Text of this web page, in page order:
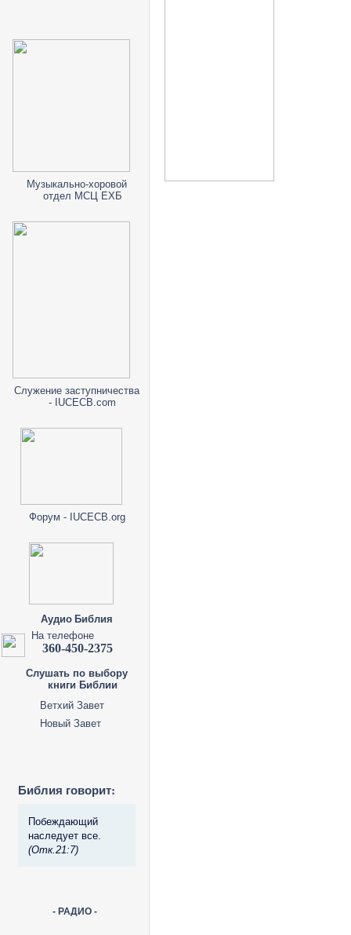
Музыкально-хоровой
отдел МСЦ ЕХБ
Служение заступничества
- IUCECB.com
Форум - IUCECB.org
Аудио Библия
На телефоне
360-450-2375
Слушать по выбору
книги Библии
Ветхий Завет
Новый Завет
Библия говорит:
Побеждающий
наследует все.
(Отк.21:7)
- РАДИО -